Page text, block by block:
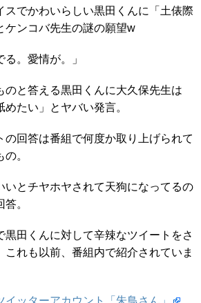
スでかわいらしい黒田くんに「土俵際
ケンコバ先生の謎の願望w
。愛情が。」
のと答える黒田くんに大久保先生は
めたい」とヤバい発言。
の回答は番組で何度か取り上げられて
。
いとチヤホヤされて天狗になってるの
。
黒田くんに対して辛辣なツイートをさ
これも以前、番組内で紹介されていま
ッターアカウント「朱鳥さん」